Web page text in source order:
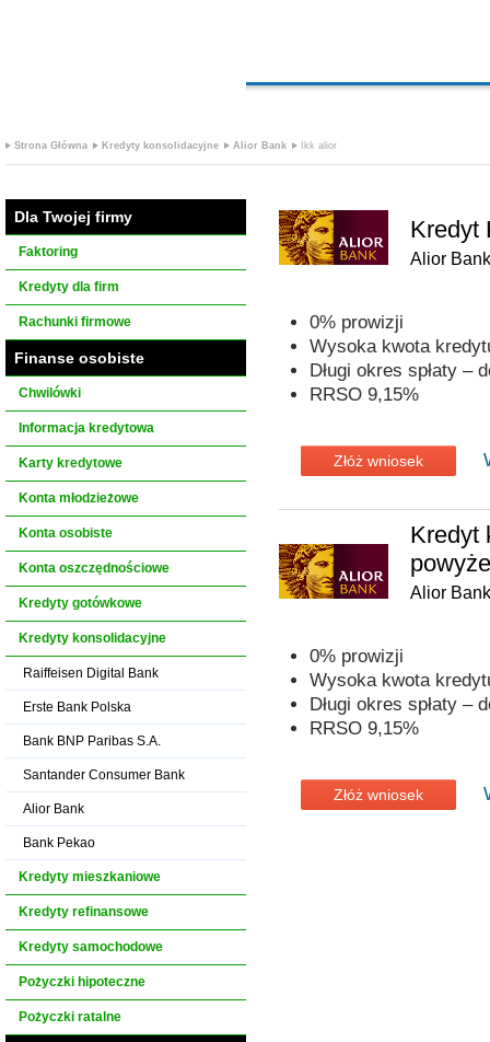
Strona Główna Kredyty konsolidacyjne Alior Bank Ikk alior
Dla Twojej firmy
Faktoring
Kredyty dla firm
Rachunki firmowe
Finanse osobiste
Chwilówki
Informacja kredytowa
Karty kredytowe
Konta młodzieżowe
Konta osobiste
Konta oszczędnościowe
Kredyty gotówkowe
Kredyty konsolidacyjne
Raiffeisen Digital Bank
Erste Bank Polska
Bank BNP Paribas S.A.
Santander Consumer Bank
Alior Bank
Bank Pekao
Kredyty mieszkaniowe
Kredyty refinansowe
Kredyty samochodowe
Pożyczki hipoteczne
Pożyczki ratalne
Kredyt
Alior Bank
0% prowizji
Wysoka kwota
Długi okres spłaty –
RRSO 9,15%
Złóż wniosek
Kredyt
Alior Bank
0% prowizji
Wysoka kwota
Długi okres spłaty –
RRSO 9,15%
Złóż wniosek